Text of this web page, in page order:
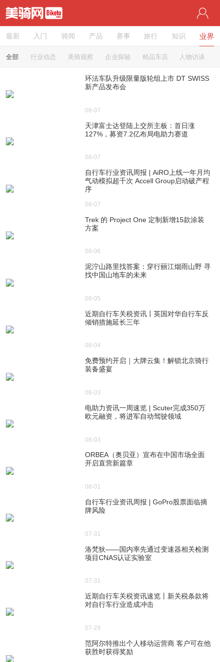
最新 入门 骑闻 产品 赛事 旅行 知识 业界
全部 行业动态 美骑观察 企业探秘 精品车店 人物访谈
环法车队升级限量版轮组上市 DT SWISS
新产品发布会
08-07
天津富士达登陆上交所主板：首日涨
127%，募资7.2亿布局电助力赛道
08-07
自行车行业资讯周报 | AiRO上线一年月均
气动模拟超千次 Accell Group启动破产程
序
08-07
Trek 的 Project One 定制新增15款涂装
方案
08-06
泥泞山路里找答案：穿行丽江烟雨山野 寻
找中国山地车的未来
08-05
近期自行车关税资讯丨英国对华自行车反
倾销措施延长三年
08-04
免费预约开启｜大牌云集！解锁北京骑行
装备盛宴
08-03
电助力资讯一周速览 | Scuter完成350万
欧元融资，将进军自动驾驶领域
08-03
ORBEA（奥贝亚）宣布在中国市场全面
开启直营新篇章
08-01
自行车行业资讯周报 | GoPro股票面临摘
牌风险
07-31
洛梵狄——国内率先通过变速器相关检测
项目CNAS认证实验室
07-31
近期自行车关税资讯速览丨新关税条款将
对自行车行业造成冲击
07-29
范阿尔特推出个人移动运营商 客户可在他
获胜时获得奖励